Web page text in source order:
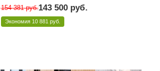
Под заказ 10 дней Арт.: KDCM4T1-5-SET
154 381руб.143 500руб.
Экономия 10 881 руб.